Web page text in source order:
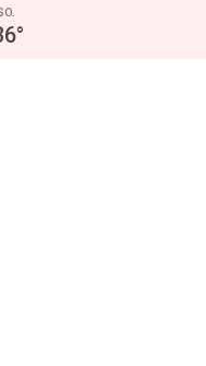
°